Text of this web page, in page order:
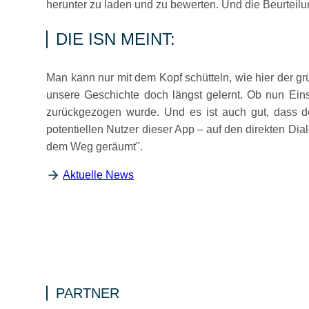
herunter zu laden und zu bewerten. Und die
DIE ISN MEINT:
Man kann nur mit dem Kopf schütteln, wie hier der
unsere Geschichte doch längst gelernt. Ob nun
zurückgezogen wurde. Und es ist auch gut, dass
potentiellen Nutzer dieser App – auf den direkten
dem Weg geräumt .
Aktuelle News
PARTNER